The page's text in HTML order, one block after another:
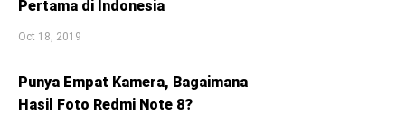
Pertama di Indonesia
Oct 18, 2019
Punya Empat Kamera, Bagaimana
Hasil Foto Redmi Note 8?